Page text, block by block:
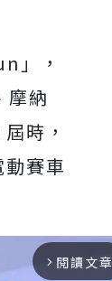
」，
摩納
時，
賽車
arrow_forward_ios 閱讀文章